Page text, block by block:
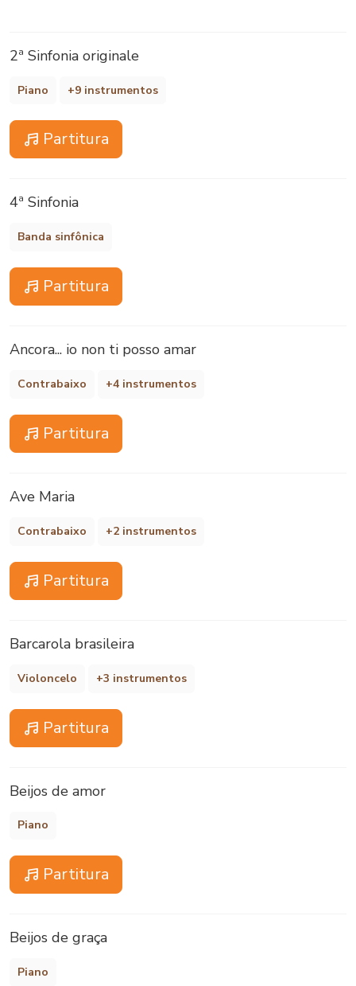
2ª Sinfonia originale
Piano +9 instrumentos
Partitura
4ª Sinfonia
Banda sinfônica
Partitura
Ancora... io non ti posso amar
Contrabaixo +4 instrumentos
Partitura
Ave Maria
Contrabaixo +2 instrumentos
Partitura
Barcarola brasileira
Violoncelo +3 instrumentos
Partitura
Beijos de amor
Piano
Partitura
Beijos de graça
Piano